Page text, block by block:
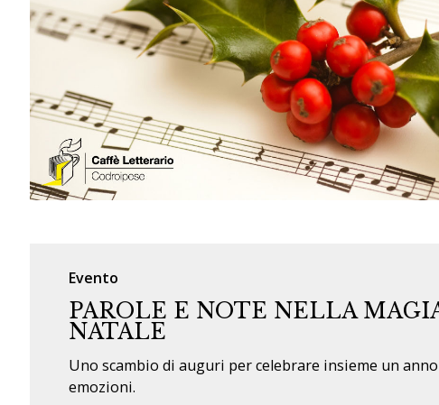
Evento
PAROLE E NOTE NELLA
NATALE
Uno scambio di auguri per celebrare insieme un
emozioni.